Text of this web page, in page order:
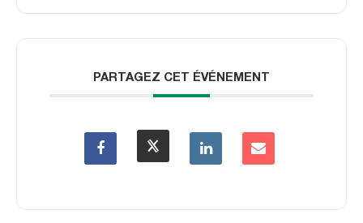
PARTAGEZ CET ÉVÉNEMENT